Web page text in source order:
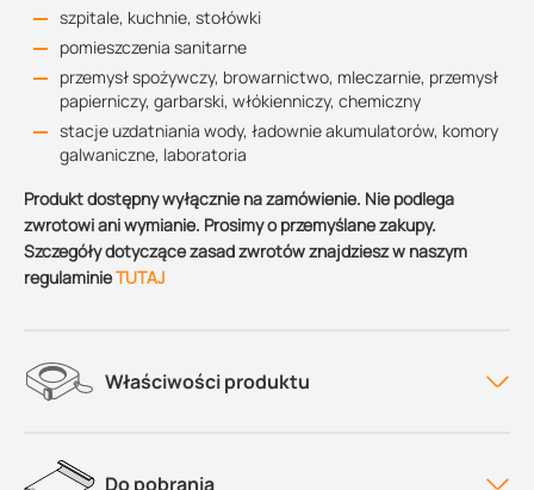
szpitale, kuchnie, stołówki
pomieszczenia sanitarne
przemysł spożywczy, browarnictwo, mleczarnie, przemysł
papierniczy, garbarski, włókienniczy, chemiczny
stacje uzdatniania wody, ładownie akumulatorów, komory
galwaniczne, laboratoria
Produkt dostępny wyłącznie na zamówienie. Nie podlega
zwrotowi ani wymianie. Prosimy o przemyślane zakupy.
Szczegóły dotyczące zasad zwrotów znajdziesz w naszym
regulaminieTUTAJ
Właściwości produktu
Do pobrania